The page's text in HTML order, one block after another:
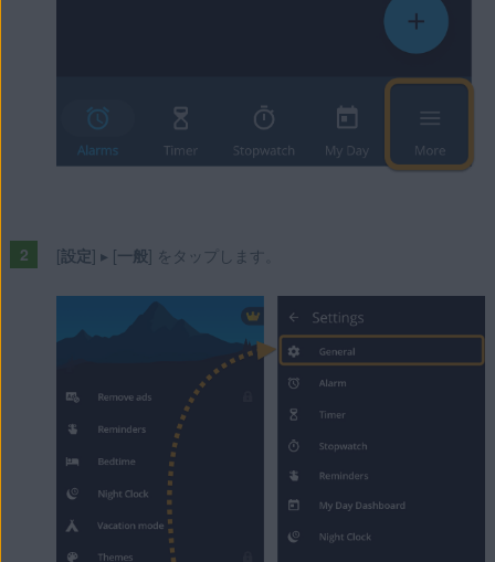
[設定] ▸ [一般] をタップします。